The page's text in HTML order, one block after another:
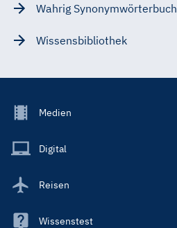
Wahrig Synonymwörterbuch
Wissensbibliothek
Footer
Main
Medien
Digital
Reisen
Wissenstest